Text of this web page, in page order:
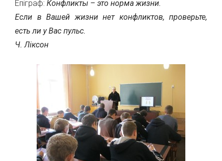
Епіграф: Конфликты – это норма жизни.
Если в Вашей жизни нет конфликтов, проверьте,
есть ли у Вас пульс.
Ч. Ліксон